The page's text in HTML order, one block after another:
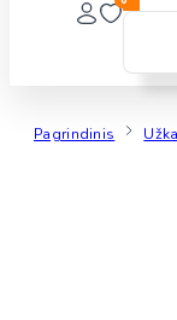
Pagrindinis